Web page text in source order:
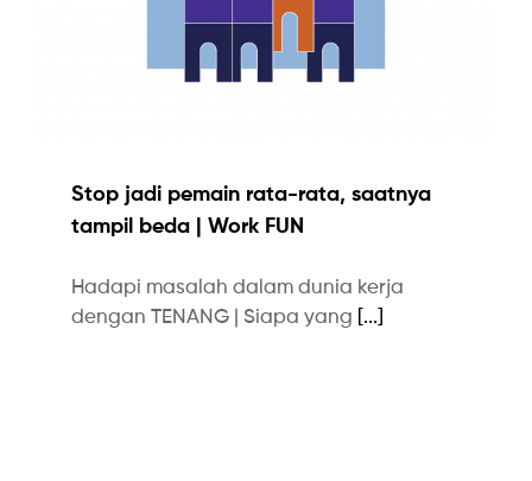
Stop jadi pemain rata-rata, saatnya
tampil beda | Work FUN
Hadapi masalah dalam dunia kerja
dengan TENANG | Siapa yang
[...]